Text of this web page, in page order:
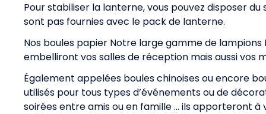
Pour stabiliser la lanterne, vous pouvez disposer
sont pas fournies avec le pack de lanterne.
Nos boules papier Notre large gamme de
embelliront vos salles de réception mais aussi vos
Également appelées boules chinoises ou encore
utilisés pour tous types d’événements ou de
soirées entre amis ou en famille … ils apporteront à